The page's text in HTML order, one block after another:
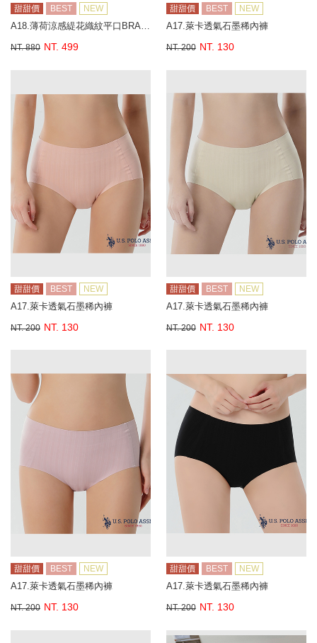
甜甜價 BEST NEW
A18.薄荷涼感緹花織紋平口BRA背心
NT. 880 NT. 499
甜甜價 BEST NEW
A17.萊卡透氣石墨稀內褲
NT. 200 NT. 130
甜甜價 BEST NEW
A17.萊卡透氣石墨稀內褲
NT. 200 NT. 130
甜甜價 BEST NEW
A17.萊卡透氣石墨稀內褲
NT. 200 NT. 130
甜甜價 BEST NEW
A17.萊卡透氣石墨稀內褲
NT. 200 NT. 130
甜甜價 BEST NEW
A17.萊卡透氣石墨稀內褲
NT. 200 NT. 130